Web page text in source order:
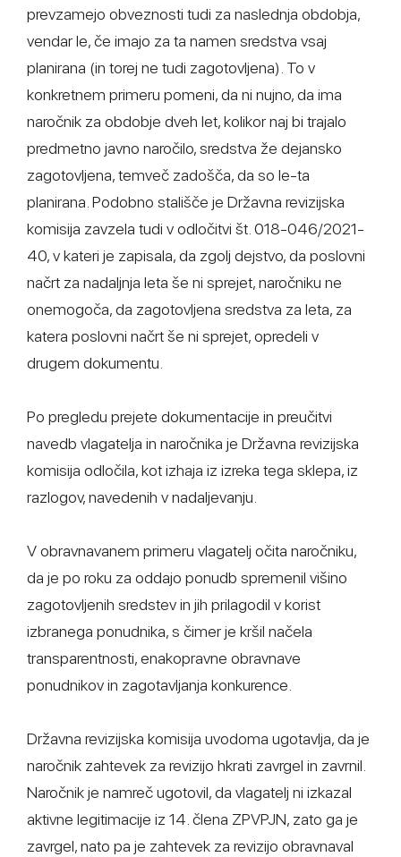
prevzamejo obveznosti tudi za naslednja obdobja,
vendar le, če imajo za ta namen sredstva vsaj
planirana (in torej ne tudi zagotovljena). To v
konkretnem primeru pomeni, da ni nujno, da ima
naročnik za obdobje dveh let, kolikor naj bi trajalo
predmetno javno naročilo, sredstva že dejansko
zagotovljena, temveč zadošča, da so le-ta
planirana. Podobno stališče je Državna revizijska
komisija zavzela tudi v odločitvi št. 018-046/2021-
40, v kateri je zapisala, da zgolj dejstvo, da poslovni
načrt za nadaljnja leta še ni sprejet, naročniku ne
onemogoča, da zagotovljena sredstva za leta, za
katera poslovni načrt še ni sprejet, opredeli v
drugem dokumentu.
Po pregledu prejete dokumentacije in preučitvi
navedb vlagatelja in naročnika je Državna revizijska
komisija odločila, kot izhaja iz izreka tega sklepa, iz
razlogov, navedenih v nadaljevanju.
V obravnavanem primeru vlagatelj očita naročniku,
da je po roku za oddajo ponudb spremenil višino
zagotovljenih sredstev in jih prilagodil v korist
izbranega ponudnika, s čimer je kršil načela
transparentnosti, enakopravne obravnave
ponudnikov in zagotavljanja konkurence.
Državna revizijska komisija uvodoma ugotavlja, da je
naročnik zahtevek za revizijo hkrati zavrgel in zavrnil.
Naročnik je namreč ugotovil, da vlagatelj ni izkazal
aktivne legitimacije iz 14. člena ZPVPJN, zato ga je
zavrgel, nato pa je zahtevek za revizijo obravnaval